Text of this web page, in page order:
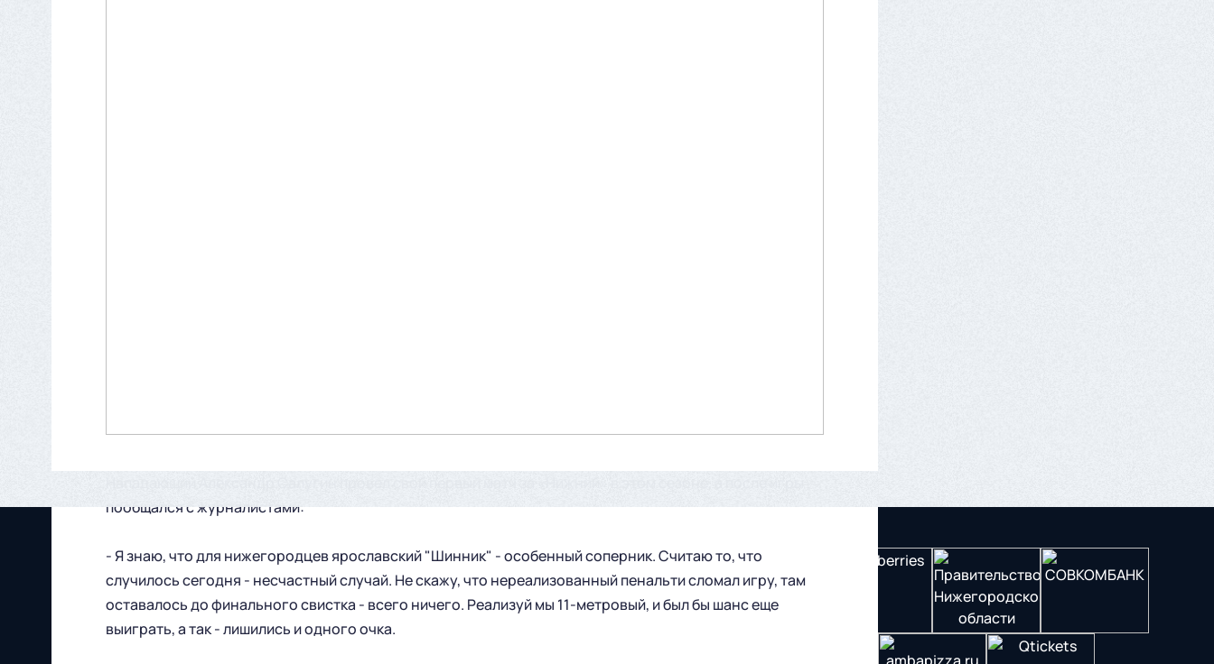
пообщался с журналистами:
- Я знаю, что для нижегородцев ярославский "Шинник" - особенный соперник. Считаю то, что
случилось сегодня - несчастный случай. Не скажу, что нереализованный пенальти сломал игру, там
оставалось до финального свистка - всего ничего. Реализуй мы 11-метровый, и был бы шанс еще
выиграть, а так - лишились и одного очка.